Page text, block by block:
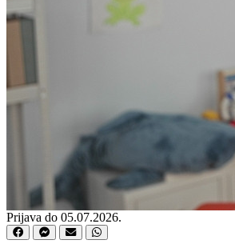
Prijava do 05.07.2026.